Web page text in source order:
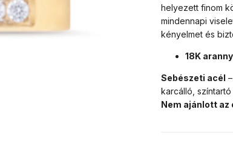
helyezett finom
mindennapi
kényelmet és
18K
Sebészeti acél
karcálló,
Nem ajánlott az